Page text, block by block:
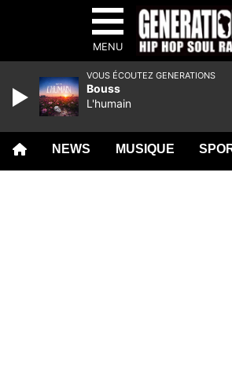
MENU
NEWS MUSIQUE
VOUS ÉCOUTEZ GENERATIONS
Bouss
L'humain